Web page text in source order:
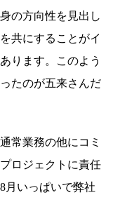
の方向性を見出し
共にすることがイ
ります。このよう
たのが五来さんだ
常業務の他にコミ
ロジェクトに責任
月いっぱいで弊社